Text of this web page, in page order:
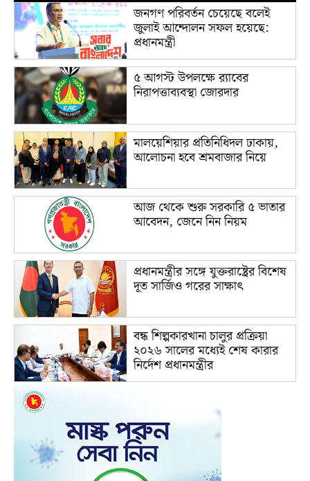
জনগণ পরিবর্তন চেয়েছে বলেই
জুলাই আন্দোলন সফল হয়েছে:
প্রধানমন্ত্রী
৫ আগস্ট উপলক্ষে র‌্যাবের
নিরাপত্তাব্যবস্থা জোরদার
মালয়েশিয়ার প্রতিনিধিদল ঢাকায়,
আলোচনা হবে শ্রমবাজার নিয়ে
আজ থেকে শুরু সরকারি ৫ ভাতার
আবেদন, জেনে নিন নিয়ম
প্রধানমন্ত্রীর সঙ্গে যুক্তরাষ্ট্রের বিশেষ
দূত সার্জিও গরের সাক্ষাৎ
বন্ধ শিল্পকারখানা চালুর প্রক্রিয়া
২০২৬ সালের মধ্যেই শেষ কারার
নির্দেশ প্রধানমন্ত্রীর